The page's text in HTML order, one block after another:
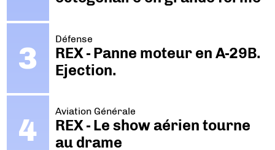
Défense
REX - Panne moteur en A-29B.
Ejection.
Aviation Générale
REX - Le show aérien tourne
au drame